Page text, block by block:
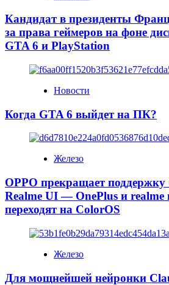
Кандидат в президенты
за права геймеров на фоне
GTA 6 и PlayStation
Новости
Когда GTA 6 выйдет на ПК?
Железо
OPPO прекращает поддержку
Realme UI — OnePlus и realme
переходят на ColorOS
Железо
Для мощнейшей нейронки